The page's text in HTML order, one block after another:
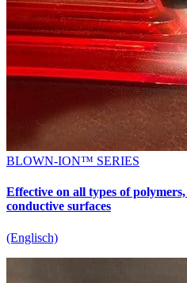
BLOWN-ION™ SERIES
Effective on all types of
conductive surfaces
(Englisch)